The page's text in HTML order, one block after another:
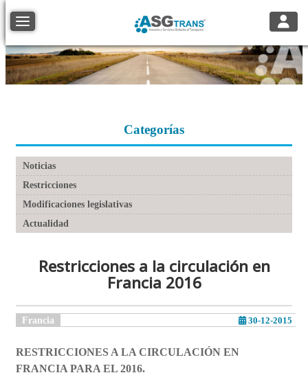
Toggle navigation
Categorías
Noticias
Restricciones
Modificaciones legislativas
Actualidad
Restricciones a la circulación en
Francia 2016
Francia 30-12-2015
RESTRICCIONES A LA CIRCULACIÓN EN
FRANCIA PARA EL 2016.